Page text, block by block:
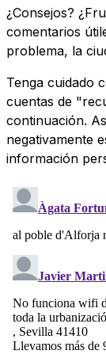
¿Consejos?
comentarios
problema, la
Tenga cuidado
cuentas de
continuación.
negativamente
información